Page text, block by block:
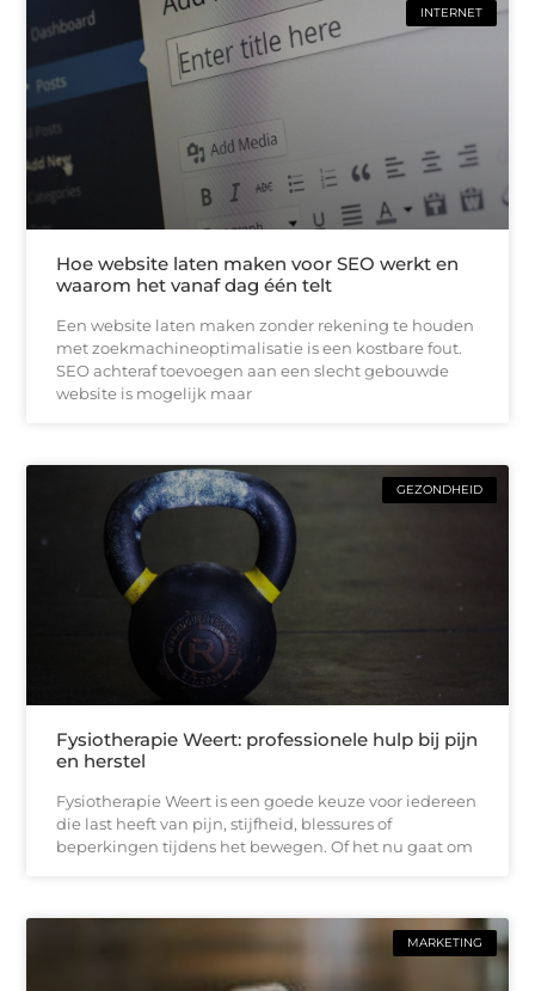
INTERNET
Hoe website laten maken voor SEO werkt en
waarom het vanaf dag één telt
Een website laten maken zonder rekening te houden
met zoekmachineoptimalisatie is een kostbare fout.
SEO achteraf toevoegen aan een slecht gebouwde
website is mogelijk maar
GEZONDHEID
Fysiotherapie Weert: professionele hulp bij pijn
en herstel
Fysiotherapie Weert is een goede keuze voor iedereen
die last heeft van pijn, stijfheid, blessures of
beperkingen tijdens het bewegen. Of het nu gaat om
MARKETING